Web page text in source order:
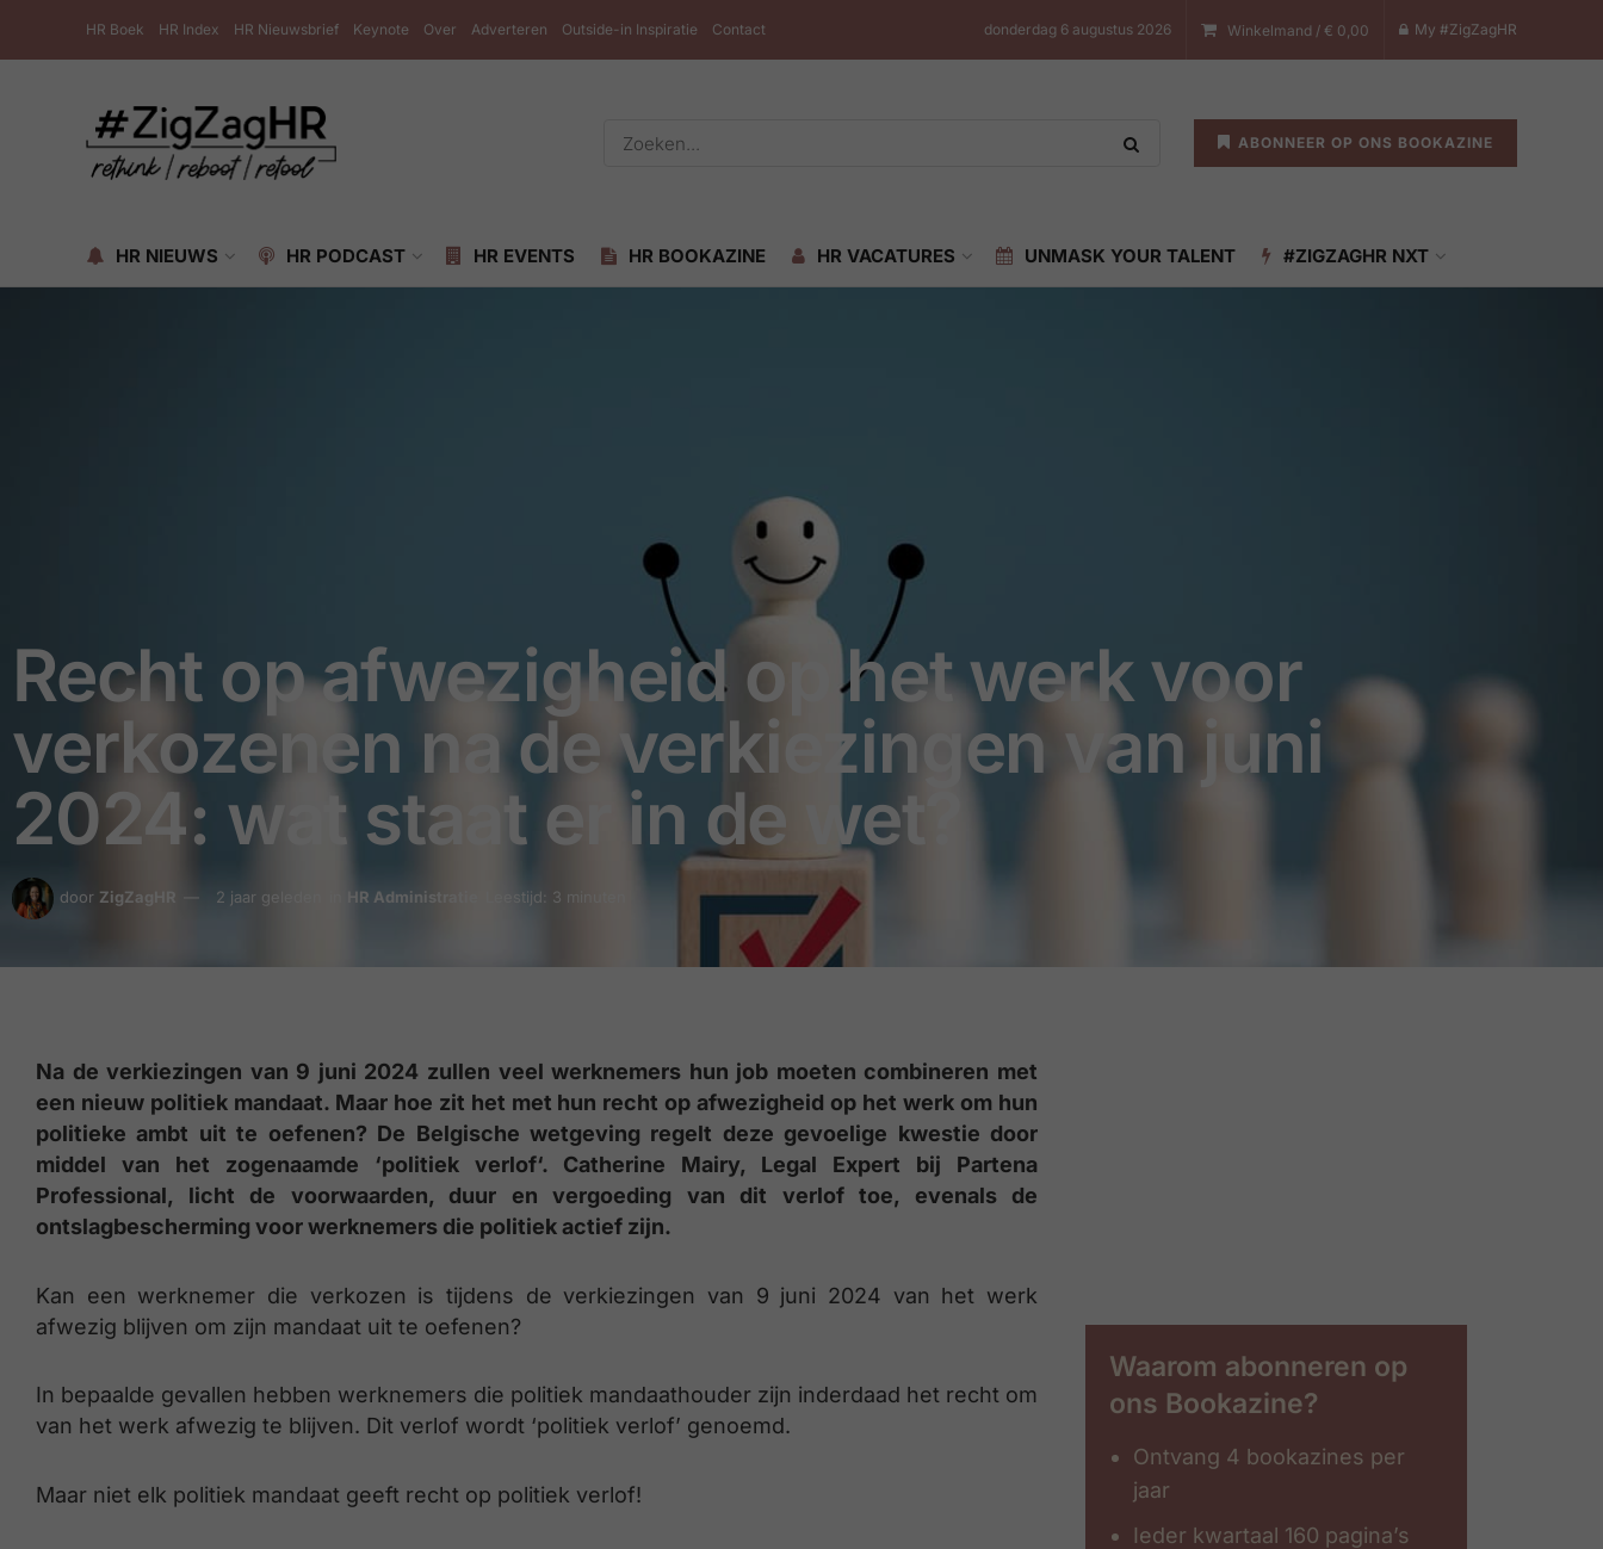
HR Boek HR Index HR Nieuwsbrief Keynote Over Adverteren Outside-in Inspiratie Contact donderdag 6 augustus 2026 Winkelmand / € 0,00 My #ZigZagHR
ABONNEER OP ONS BOOKAZINE
HR NIEUWS HR PODCAST HR EVENTS HR BOOKAZINE HR VACATURES UNMASK YOUR TALENT #ZIGZAGHR NXT
Recht op afwezigheid op het werk voor
verkozenen na de verkiezingen van juni
2024: wat staat er in de wet?
door ZigZagHR 2 jaar geleden HR Administratie Leestijd: 3 minuten
Na de verkiezingen van 9 juni 2024 zullen veel werknemers hun job moeten combineren met
een nieuw politiek mandaat. Maar hoe zit het met hun recht op afwezigheid op het werk om hun
politieke ambt uit te oefenen? De Belgische wetgeving regelt deze gevoelige kwestie door
middel van het zogenaamde ‘politiek verlof‘. Catherine Mairy, Legal Expert bij Partena
Professional, licht de voorwaarden, duur en vergoeding van dit verlof toe, evenals de
ontslagbescherming voor werknemers die politiek actief zijn.
Kan een werknemer die verkozen is tijdens de verkiezingen van 9 juni 2024 van het werk
afwezig blijven om zijn mandaat uit te oefenen?
In bepaalde gevallen hebben werknemers die politiek mandaathouder zijn inderdaad het recht om
van het werk afwezig te blijven. Dit verlof wordt ‘politiek verlof’ genoemd.
Maar niet elk politiek mandaat geeft recht op politiek verlof!
Waarom abonneren op
ons Bookazine?
Ontvang 4 bookazines per
jaar
Ieder kwartaal 160 pagina’s